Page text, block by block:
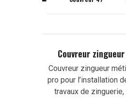
Couvreur
Couvreur zingueur
pro pour l’installation
travaux de